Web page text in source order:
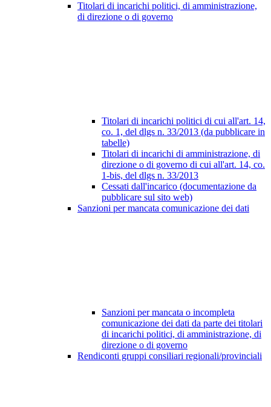
Titolari di incarichi politici, di amministrazione,
di direzione o di governo
Titolari di incarichi politici di cui all'art. 14,
co. 1, del dlgs n. 33/2013 (da pubblicare in
tabelle)
Titolari di incarichi di amministrazione, di
direzione o di governo di cui all'art. 14, co.
1-bis, del dlgs n. 33/2013
Cessati dall'incarico (documentazione da
pubblicare sul sito web)
Sanzioni per mancata comunicazione dei dati
Sanzioni per mancata o incompleta
comunicazione dei dati da parte dei titolari
di incarichi politici, di amministrazione, di
direzione o di governo
Rendiconti gruppi consiliari regionali/provinciali